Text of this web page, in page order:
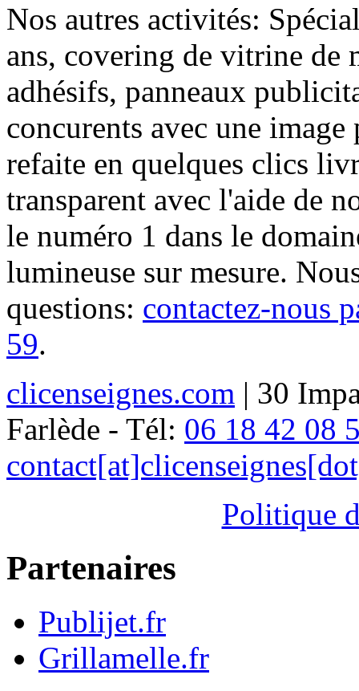
Nos autres activités:
ans, covering de vitrine de
adhésifs, panneaux
concurents avec une
refaite en quelques clics
transparent avec l'aide de
le numéro 1 dans le
lumineuse sur mesure.
questions: contactez-nous
59.
clicenseignes.com | 30
Farlède - Tél: 06 18 42 08
Politique
Partenaires
Publijet.fr
Grillamelle.fr